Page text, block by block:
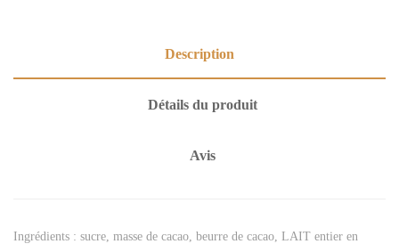
Description
Détails du produit
Avis
Ingrédients : sucre, masse de cacao, beurre de cacao, LAIT entier en